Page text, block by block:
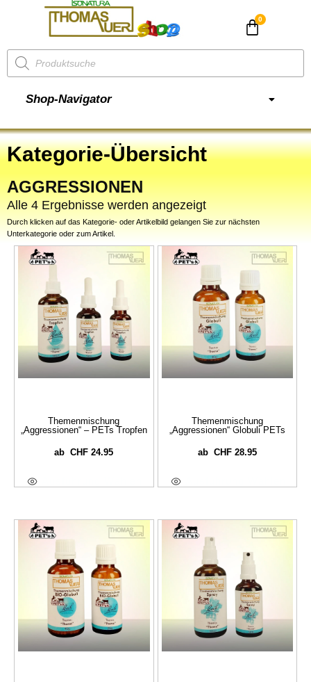
Shop-Navigator
Kategorie-Übersicht
AGGRESSIONEN
Alle 4 Ergebnisse werden angezeigt
Durch klicken auf das Kategorie- oder Artikelbild gelangen Sie zur nächsten
Unterkategorie oder zum Artikel.
Themenmischung
„Aggressionen“ – PETs Tropfen
abCHF 24.95
Themenmischung
„Aggressionen“ Globuli PETs
ab CHF28.95